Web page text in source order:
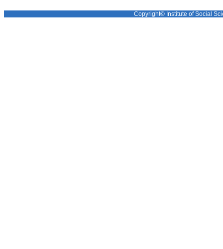
Copyright© Institute of Social